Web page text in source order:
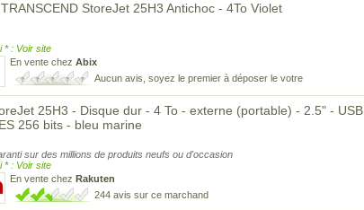
StoreJet 25H3 Antichoc - 4To Violet
* : Voir site
En vente chez Abix
Aucun avis, soyez le premier à déposer le votre
25H3 - Disque dur - 4 To - externe (portable) - 2.5" - USB
256 bits - bleu marine
sur des millions de produits neufs ou d'occasion
* : Voir site
En vente chez Rakuten
244 avis sur ce marchand